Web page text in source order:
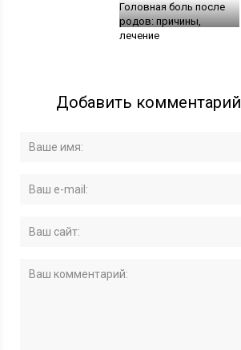
Головная боль после
родов: причины,
лечение
Добавить комментарий